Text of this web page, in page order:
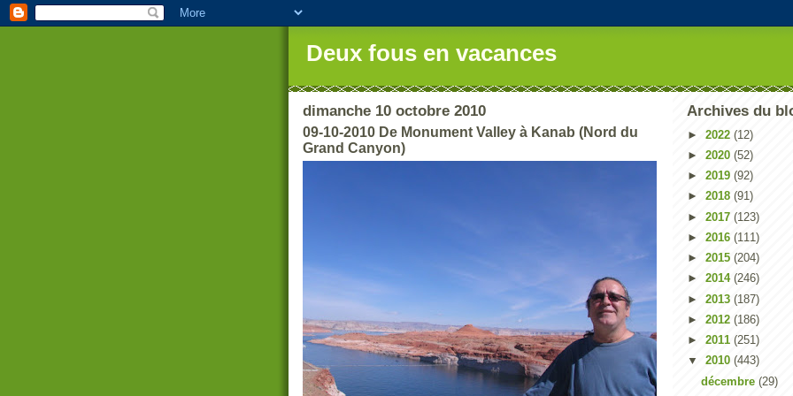
Deux fous en vacances
dimanche 10 octobre 2010
09-10-2010 De Monument Valley à Kanab (Nord du
Grand Canyon)
Archives du
► 2022 (12)
► 2020 (52)
► 2019 (92)
► 2018 (91)
► 2017 (123)
► 2016 (111)
► 2015 (204)
► 2014 (246)
► 2013 (187)
► 2012 (186)
► 2011 (251)
▼ 2010 (443)
décembre (29)